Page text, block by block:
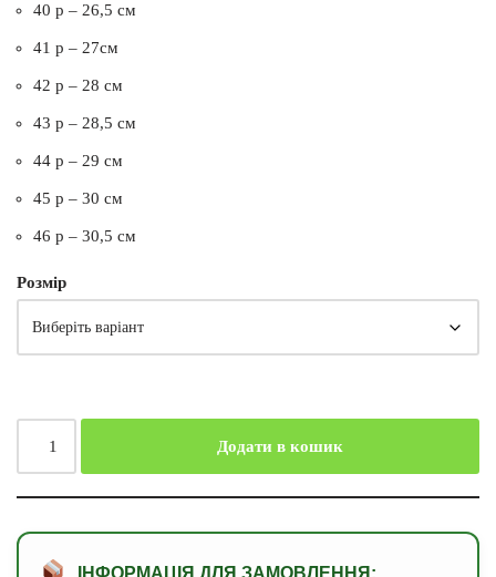
40 р – 26,5 см
41 р – 27см
42 р – 28 см
43 р – 28,5 см
44 р – 29 см
45 р – 30 см
46 р – 30,5 см
Розмір
Додати в кошик
ІНФОРМАЦІЯ ДЛЯ ЗАМОВЛЕННЯ: